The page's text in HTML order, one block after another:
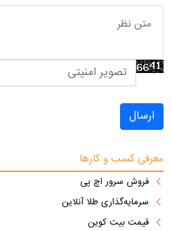
ارسال
معرفی کسب و کارها
فروش سرور اچ پی
سرمایه‌گذاری طلا آنلاین
قیمت بیت کوین